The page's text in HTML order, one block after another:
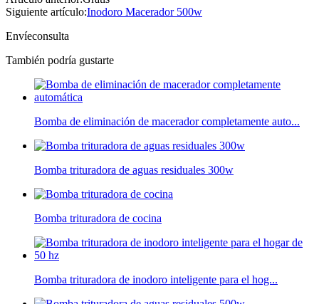
Siguiente artículo:Inodoro Macerador 500w
Envíeconsulta
También podría gustarte
Bomba de eliminación de macerador completamente auto...
Bomba trituradora de aguas residuales 300w
Bomba trituradora de cocina
Bomba trituradora de inodoro inteligente para el hog...